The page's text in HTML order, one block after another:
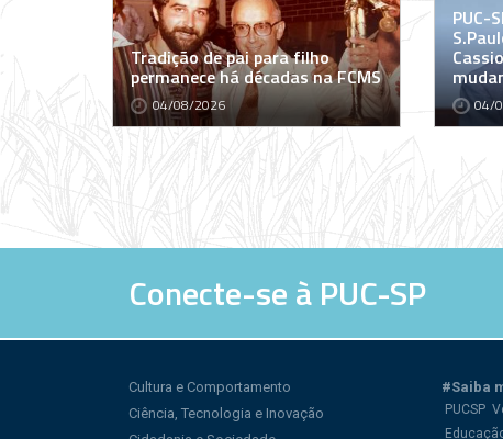
Tradição de pai para filho
permanece há décadas na FCMS
04/08/2026
PUC-
04/
Conecte-se à PUC-SP
Cultura e Comportamento
Ciência, Tecnologia e Inovação
#Saiba
PUCSP